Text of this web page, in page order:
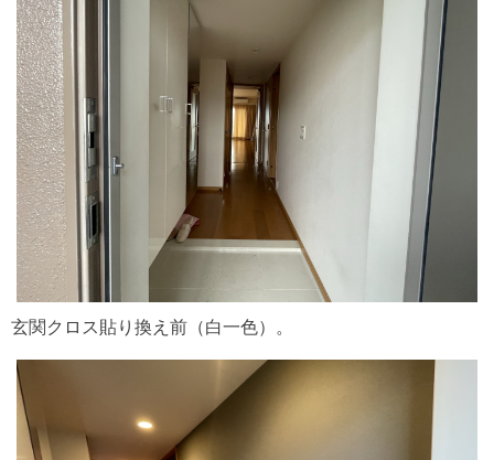
玄関クロス貼り換え前（白一色）。